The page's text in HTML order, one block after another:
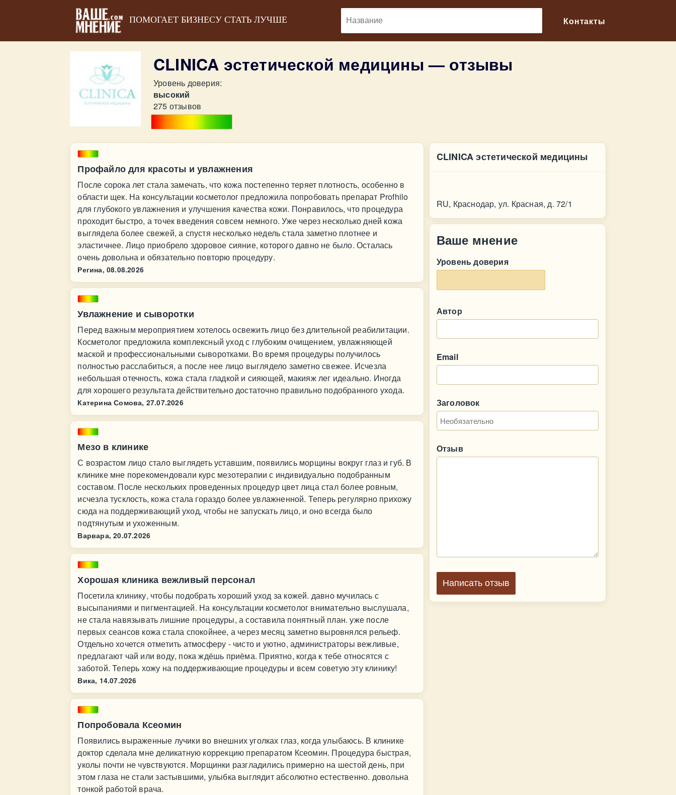
ПОМОГАЕТ БИЗНЕСУ СТАТЬ ЛУЧШЕ Контакты
CLINICA эстетической медицины — отзывы
Уровень доверия:
высокий
275 отзывов
Профайло для красоты и увлажнения
После сорока лет стала замечать, что кожа постепенно теряет плотность, особенно в
области щек. На консультации косметолог предложила попробовать препарат Profhilo
для глубокого увлажнения и улучшения качества кожи. Понравилось, что процедура
проходит быстро, а точек введения совсем немного. Уже через несколько дней кожа
выглядела более свежей, а спустя несколько недель стала заметно плотнее и
эластичнее. Лицо приобрело здоровое сияние, которого давно не было. Осталась
очень довольна и обязательно повторю процедуру.
Регина, 08.08.2026
Увлажнение и сыворотки
Перед важным мероприятием хотелось освежить лицо без длительной реабилитации.
Косметолог предложила комплексный уход с глубоким очищением, увлажняющей
маской и профессиональными сыворотками. Во время процедуры получилось
полностью расслабиться, а после нее лицо выглядело заметно свежее. Исчезла
небольшая отечность, кожа стала гладкой и сияющей, макияж лег идеально. Иногда
для хорошего результата действительно достаточно правильно подобранного ухода.
Катерина Сомова, 27.07.2026
Мезо в клинике
С возрастом лицо стало выглядеть уставшим, появились морщины вокруг глаз и губ. В
клинике мне порекомендовали курс мезотерапии с индивидуально подобранным
составом. После нескольких проведенных процедур цвет лица стал более ровным,
исчезла тусклость, кожа стала гораздо более увлажненной. Теперь регулярно прихожу
сюда на поддерживающий уход, чтобы не запускать лицо, и оно всегда было
подтянутым и ухоженным.
Варвара, 20.07.2026
Хорошая клиника вежливый персонал
Посетила клинику, чтобы подобрать хороший уход за кожей. давно мучилась с
высыпаниями и пигментацией. На консультации косметолог внимательно выслушала,
не стала навязывать лишние процедуры, а составила понятный план. уже после
первых сеансов кожа стала спокойнее, а через месяц заметно выровнялся рельеф.
Отдельно хочется отметить атмосферу - чисто и уютно, администраторы вежливые,
предлагают чай или воду, пока ждёшь приёма. Приятно, когда к тебе относятся с
заботой. Теперь хожу на поддерживающие процедуры и всем советую эту клинику!
Вика, 14.07.2026
Попробовала Ксеомин
Появились выраженные лучики во внешних уголках глаз, когда улыбаюсь. В клинике
доктор сделала мне деликатную коррекцию препаратом Ксеомин. Процедура быстрая,
уколы почти не чувствуются. Морщинки разгладились примерно на шестой день, при
этом глаза не стали застывшими, улыбка выглядит абсолютно естественно. довольна
тонкой работой врача.
CLINICA эстетической медицины
RU, Краснодар, ул. Красная, д. 72/1
Ваше мнение
Уровень доверия
Автор
Email
Заголовок
Отзыв
Написать отзыв